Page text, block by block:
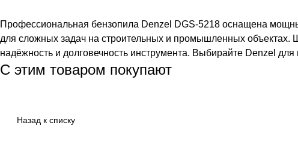
Профессиональная бензопила Denzel DGS-5218 оснащена
для сложных задач на строительных и промышленных объектах.
надёжность и долговечность инструмента. Выбирайте Denzel
С этим товаром покупают
Назад к списку